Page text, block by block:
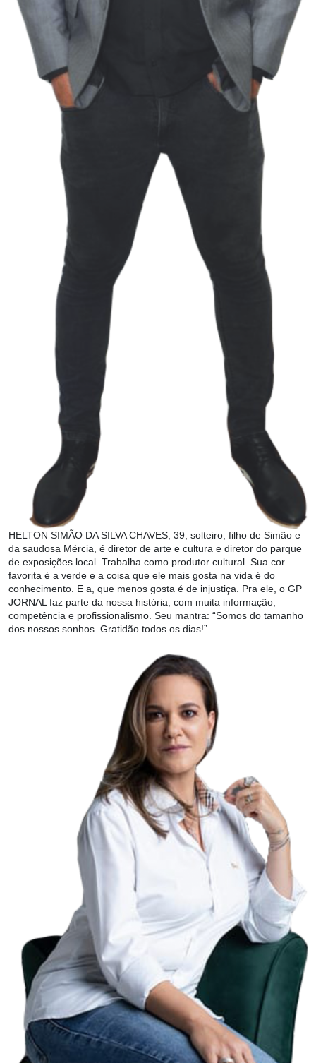
HELTON SIMÃO DA SILVA CHAVES, 39, solteiro, filho de Simão e
da saudosa Mércia, é diretor de arte e cultura e diretor do parque
de exposições local. Trabalha como produtor cultural. Sua cor
favorita é a verde e a coisa que ele mais gosta na vida é do
conhecimento. E a, que menos gosta é de injustiça. Pra ele, o GP
JORNAL faz parte da nossa história, com muita informação,
competência e profissionalismo. Seu mantra: “Somos do tamanho
dos nossos sonhos. Gratidão todos os dias!”